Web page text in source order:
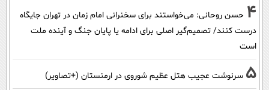
4 حسن روحانی: می‌خواستند برای سخنرانی امام زمان در تهران جایگاه
درست کنند/ تصمیم‌گیر اصلی برای ادامه یا پایان جنگ و آینده ملت
است
5 سرنوشت عجیب هتل عظیم شوروی در ارمنستان (+تصاویر)